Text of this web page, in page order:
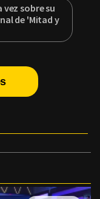
sobre su
de 'Mitad y